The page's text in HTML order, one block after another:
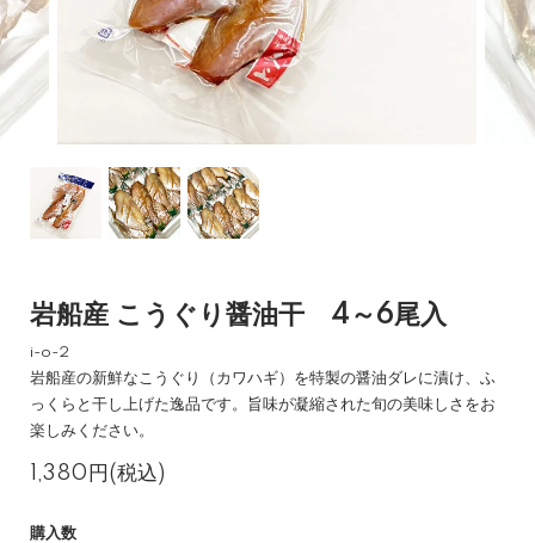
岩船産 こうぐり醤油干 4～6尾入
i-o-2
岩船産の新鮮なこうぐり（カワハギ）を特製の醤油ダレに漬け、ふ
っくらと干し上げた逸品です。旨味が凝縮された旬の美味しさをお
楽しみください。
1,380円(税込)
購入数